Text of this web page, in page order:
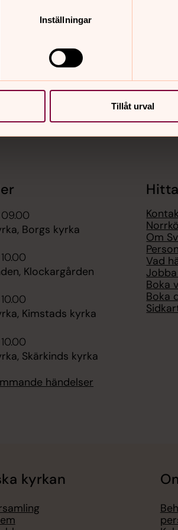
Inställningar
Tillåt urval
Borgs kyrka
Klockargården
Kimstads kyrka
Skärkinds kyrka
händelser
Om
Vad
Boka
Boka
kyrkan